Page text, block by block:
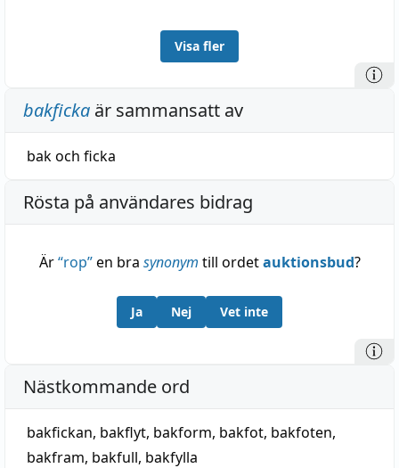
Visa fler
bakficka är sammansatt av
bakoch ficka
Rösta på användares bidrag
Är“rop”en bra synonym till ordetauktionsbud?
Ja Nej Vet inte
Nästkommande ord
bakfickan, bakflyt, bakform, bakfot, bakfoten,
bakfram, bakfull, bakfylla